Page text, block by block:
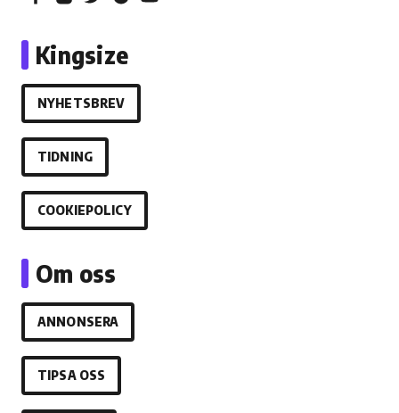
Kingsize
NYHETSBREV
TIDNING
COOKIEPOLICY
Om oss
ANNONSERA
TIPSA OSS